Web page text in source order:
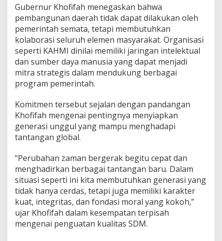
M
u
n
t
u
k
D
u
k
n
g
P
e
a
n
g
u
n
a
n
D
Gubernur Khofifah menegaskan bahwa
pembangunan daerah tidak dapat dilakukan oleh
pemerintah semata, tetapi membutuhkan
kolaborasi seluruh elemen masyarakat. Organisasi
seperti KAHMI dinilai memiliki jaringan intelektual
dan sumber daya manusia yang dapat menjadi
mitra strategis dalam mendukung berbagai
program pemerintah.
Komitmen tersebut sejalan dengan pandangan
Khofifah mengenai pentingnya menyiapkan
generasi unggul yang mampu menghadapi
tantangan global.
“Perubahan zaman bergerak begitu cepat dan
menghadirkan berbagai tantangan baru. Dalam
situasi seperti ini kita membutuhkan generasi yang
tidak hanya cerdas, tetapi juga memiliki karakter
kuat, integritas, dan fondasi moral yang kokoh,”
ujar Khofifah dalam kesempatan terpisah
mengenai penguatan kualitas SDM.